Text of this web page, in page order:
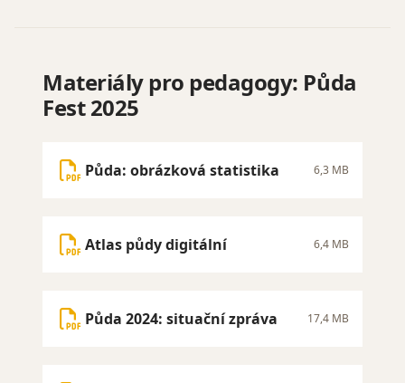
Materiály pro pedagogy: Půda
Fest 2025
Půda: obrázková statistika 6,3 MB
Atlas půdy digitální 6,4 MB
Půda 2024: situační zpráva 17,4 MB